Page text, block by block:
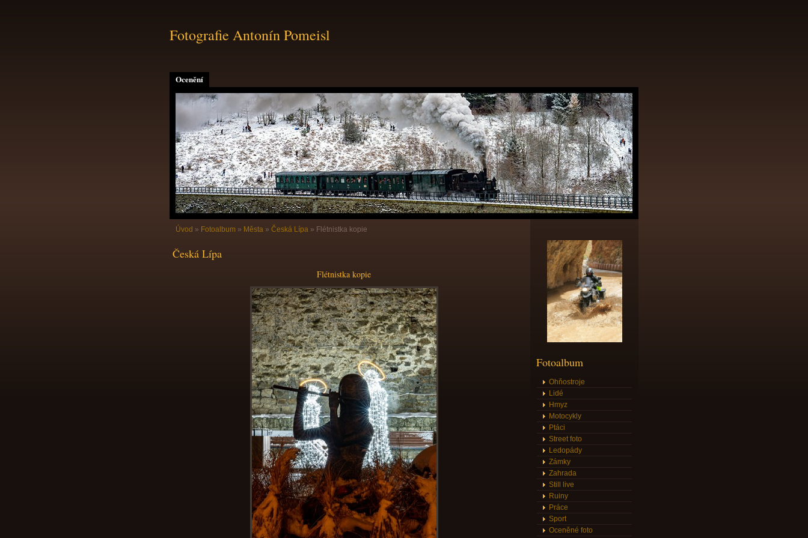
Ocenění
Fotografie Antonín Pomeisl
Úvod » Fotoalbum » Města » Česká Lípa » Flétnistka kopie
Česká Lípa
Flétnistka kopie
Fotoalbum
Ohňostroje
Lidé
Hmyz
Motocykly
Ptáci
Street foto
Ledopády
Zámky
Zahrada
Still live
Ruiny
Práce
Sport
Oceněné foto